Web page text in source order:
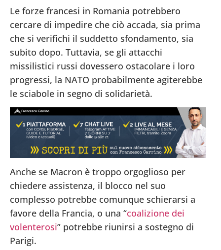
Le forze francesi in Romania potrebbero
cercare di impedire che ciò accada, sia prima
che si verifichi il suddetto sfondamento, sia
subito dopo. Tuttavia, se gli attacchi
missilistici russi dovessero ostacolare i loro
progressi, la NATO probabilmente agiterebbe
le sciabole in segno di solidarietà.
Anche se Macron è troppo orgoglioso per
chiedere assistenza, il blocco nel suo
complesso potrebbe comunque schierarsi a
favore della Francia, o una “coalizione dei
volenterosi” potrebbe riunirsi a sostegno di
Parigi.